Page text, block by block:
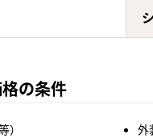
の条件
）
外